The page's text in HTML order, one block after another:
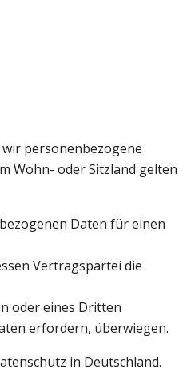
wir personenbezogene
Wohn- oder Sitzland gelten
Daten für einen
Vertragspartei die
oder eines Dritten
erfordern, überwiegen.
in Deutschland.